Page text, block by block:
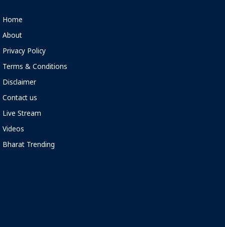
Home
About
Privacy Policy
Terms & Conditions
Disclaimer
Contact us
Live Stream
Videos
Bharat Trending